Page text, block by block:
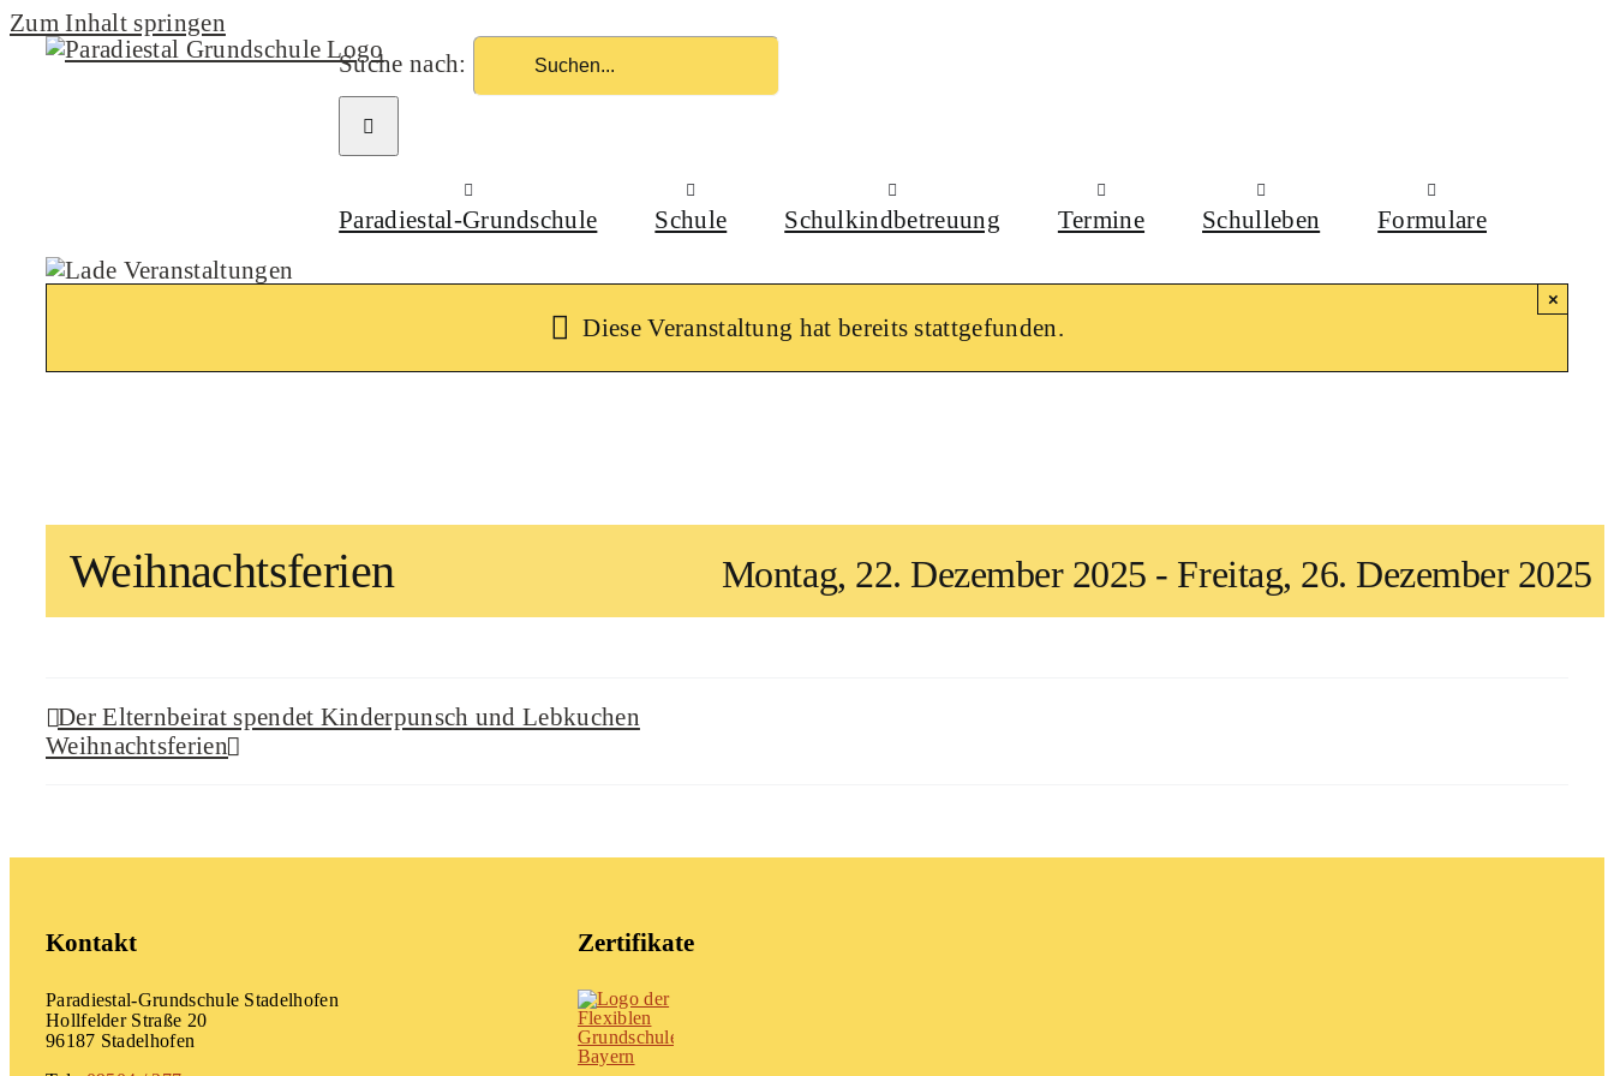
Zum Inhalt springen
Suche nach:
Paradiestal-Grundschule Schule Schulkindbetreuung Termine Schulleben Formulare
Diese Veranstaltung hat bereits stattgefunden.
×
Weihnachtsferien Montag, 22. Dezember 2025 - Freitag, 26. Dezember 2025
Der Elternbeirat spendet Kinderpunsch und Lebkuchen
Weihnachtsferien
Kontakt
Paradiestal-Grundschule Stadelhofen
Hollfelder Straße 20
96187 Stadelhofen
Zertifikate